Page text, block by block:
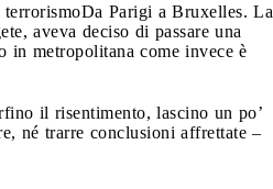
Da Parigi a Bruxelles. La
aveva deciso di passare una
in metropolitana come invece è
il risentimento, lascino un po’
né trarre conclusioni affrettate –